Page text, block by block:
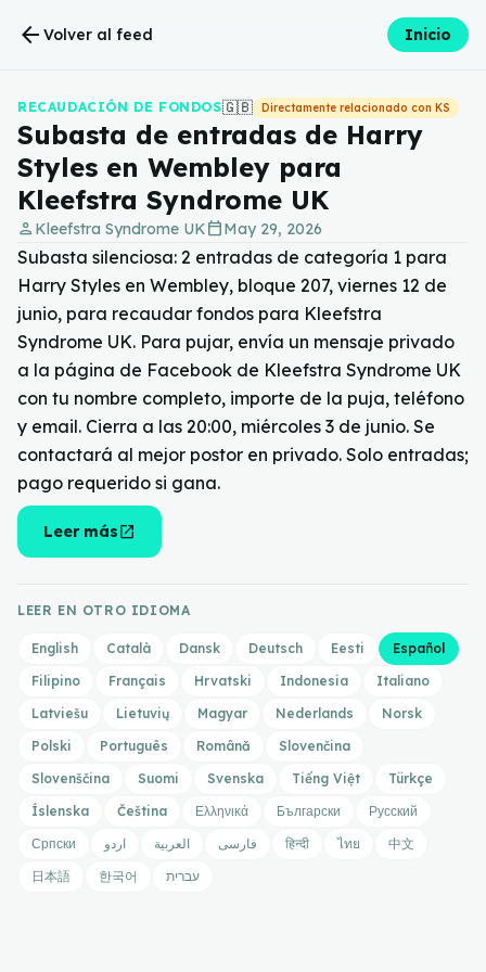
arrow_back Volver al feed Inicio
RECAUDACIÓN DE FONDOS🇬🇧 Directamente relacionado con KS
Subasta de entradas de Harry
Styles en Wembley para
Kleefstra Syndrome UK
person Kleefstra Syndrome UKcalendar_todayMay 29, 2026
Subasta silenciosa: 2 entradas de categoría 1 para
Harry Styles en Wembley, bloque 207, viernes 12 de
junio, para recaudar fondos para Kleefstra
Syndrome UK. Para pujar, envía un mensaje privado
a la página de Facebook de Kleefstra Syndrome UK
con tu nombre completo, importe de la puja, teléfono
y email. Cierra a las 20:00, miércoles 3 de junio. Se
contactará al mejor postor en privado. Solo entradas;
pago requerido si gana.
Leer másopen_in_new
LEER EN OTRO IDIOMA
English Català Dansk Deutsch Eesti
Español
Filipino
Français Hrvatski Indonesia
Italiano
Latviešu
Lietuvių Magyar Nederlands
Norsk
Polski
Português Română
Slovenčina
Slovenščina
Suomi Svenska Tiếng Việt
Türkçe
Íslenska
Čeština Ελληνικά Български
Русский
Српски
اردو العربية فارسی हिन्दी ไทย
中文
日本語
한국어 עברית